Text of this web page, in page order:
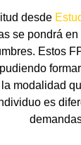
desde
se pondrá
Estos
modalidad
es